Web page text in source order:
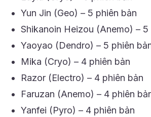
Yun Jin (Geo) – 5 phiên bản
Shikanoin Heizou (Anemo) – 5
Yaoyao (Dendro) – 5 phiên
Mika (Cryo) – 4 phiên bản
Razor (Electro) – 4 phiên bản
Faruzan (Anemo) – 4 phiên
Yanfei (Pyro) – 4 phiên bản